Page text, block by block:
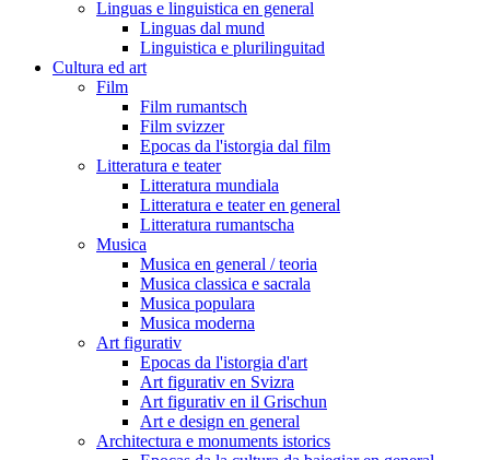
Linguas e linguistica en general
Linguas dal mund
Linguistica e plurilinguitad
Cultura ed art
Film
Film rumantsch
Film svizzer
Epocas da l'istorgia dal film
Litteratura e teater
Litteratura mundiala
Litteratura e teater en general
Litteratura rumantscha
Musica
Musica en general / teoria
Musica classica e sacrala
Musica populara
Musica moderna
Art figurativ
Epocas da l'istorgia d'art
Art figurativ en Svizra
Art figurativ en il Grischun
Art e design en general
Architectura e monuments istorics